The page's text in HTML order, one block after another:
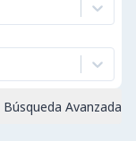
Búsqueda Avanzada